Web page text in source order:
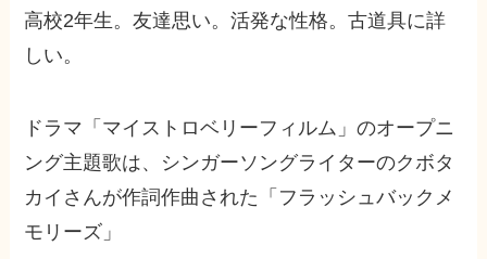
高校2年生。友達思い。活発な性格。古道具に詳
しい。
ドラマ「マイストロベリーフィルム」のオープニ
ング主題歌は、シンガーソングライターのクボタ
カイさんが作詞作曲された「フラッシュバックメ
モリーズ」